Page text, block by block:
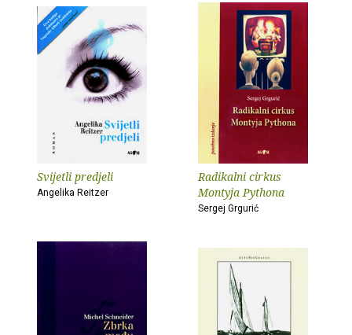
Svijetli predjeli
Angelika Reitzer
Radikalni cirkus
Montyja Pythona
Sergej Grgurić